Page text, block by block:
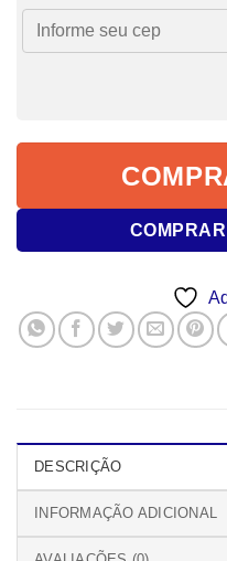
DESCRIÇÃO
INFORMAÇÃO ADICIONAL